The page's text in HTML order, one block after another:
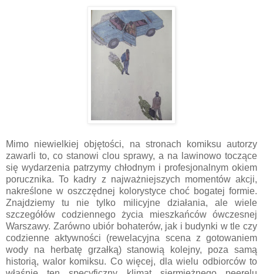
Mimo niewielkiej objętości, na stronach komiksu autorzy
zawarli to, co stanowi clou sprawy, a na lawinowo toczące
się wydarzenia patrzymy chłodnym i profesjonalnym okiem
porucznika. To kadry z najważniejszych momentów akcji,
nakreślone w oszczędnej kolorystyce choć bogatej formie.
Znajdziemy tu nie tylko milicyjne działania, ale wiele
szczegółów codziennego życia mieszkańców ówczesnej
Warszawy. Zarówno ubiór bohaterów, jak i budynki w tle czy
codzienne aktywności (rewelacyjna scena z gotowaniem
wody na herbatę grzałką) stanowią kolejny, poza samą
historią, walor komiksu. Co więcej, dla wielu odbiorców to